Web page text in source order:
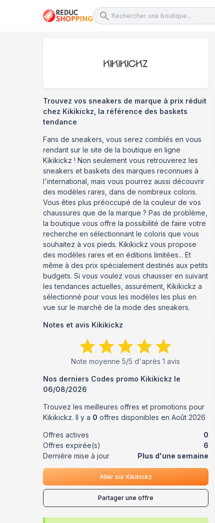
Trouvez vos sneakers de marque à prix réduit
chez Kikikickz, la référence des baskets
tendance
Fans de sneakers, vous serez comblés en vous
rendant sur le site de la boutique en ligne
Kikikickz ! Non seulement vous retrouverez les
sneakers et baskets des marques reconnues à
l'international, mais vous pourrez aussi découvrir
des modèles rares, dans de nombreux coloris.
Vous êtes plus préoccupé de la couleur de vos
chaussures que de la marque ? Pas de problème,
la boutique vous offre la possibilité de faire votre
recherche en sélectionnant le coloris que vous
souhaitez à vos pieds. Kikikickz vous propose
des modèles rares et en éditions limitées... Et
même à des prix spécialement destinés aux petits
budgets. Si vous voulez vous chausser en suivant
les tendances actuelles, assurément, Kikikickz a
sélectionné pour vous les modèles les plus en
vue sur le marché de la mode des sneakers.
Notes et avis Kikikickz
Note moyenne5/5 d'après1 avis
Nos derniers Codes promo Kikikickz le
06/08/2026
Trouvez les meilleures offres et promotions pour
Kikikickz. Il y a 0 offres disponibles en Août 2026
Offres actives
0
Offres expirée(s)
6
Dernière mise à jour
Plus d'une semaine
Aller sur Kikikickz
Partager une offre